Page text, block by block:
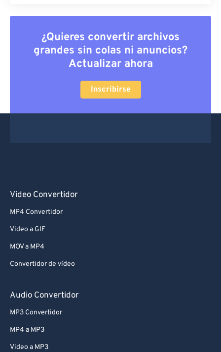
¿Quieres convertir archivos
grandes sin colas ni anuncios?
Actualizar ahora
Inscribirse
Video Convertidor
MP4 Convertidor
Video a GIF
MOV a MP4
Convertidor de vídeo
Audio Convertidor
MP3 Convertidor
MP4 a MP3
Video a MP3